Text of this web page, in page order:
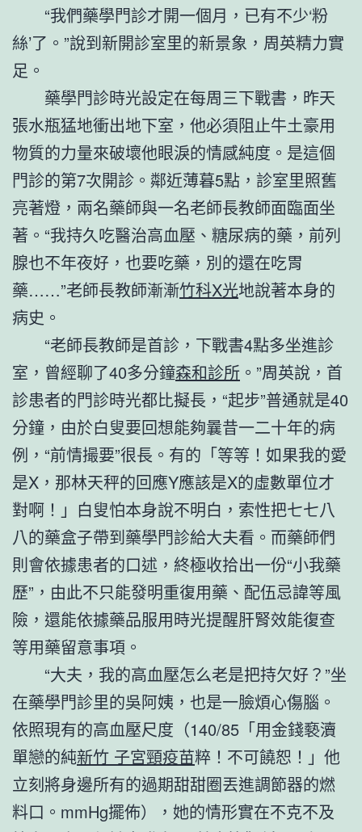
“我們藥學門診才開一個月，已有不少‘粉
絲’了。”說到新開診室里的新景象，周英精力實
足。
藥學門診時光設定在每周三下戰書，昨天
張水瓶猛地衝出地下室，他必須阻止牛土豪用
物質的力量來破壞他眼淚的情感純度。是這個
門診的第7次開診。鄰近薄暮5點，診室里照舊
亮著燈，兩名藥師與一名老師長教師面臨面坐
著。“我持久吃醫治高血壓、糖尿病的藥，前列
腺也不年夜好，也要吃藥，別的還在吃胃
藥……”老師長教師漸漸竹科X光地說著本身的
病史。
“老師長教師是首診，下戰書4點多坐進診
室，曾經聊了40多分鐘森和診所 。”周英說，首
診患者的門診時光都比擬長，“起步”普通就是40
分鐘，由於白叟要回想能夠曩昔一二十年的病
例，“前情撮要”很長。有的「等等！如果我的愛
是X，那林天秤的回應Y應該是X的虛數單位才
對啊！」白叟怕本身說不明白，索性把七七八
八的藥盒子帶到藥學門診給大夫看。而藥師們
則會依據患者的口述，終極收拾出一份“小我藥
歷”，由此不只能發明重復用藥、配伍忌諱等風
險，還能依據藥品服用時光提醒肝腎效能復查
等用藥留意事項。
“大夫，我的高血壓怎么老是把持欠好？”坐
在藥學門診里的吳阿姨，也是一臉煩心傷腦。
依照現有的高血壓尺度（140/85「用金錢褻瀆
單戀的純新竹 子宮頸疫苗粹！不可饒恕！」他
立刻將身邊所有的過期甜甜圈丟進調節器的燃
料口。mmHg擺佈），她的情形實在不克不及